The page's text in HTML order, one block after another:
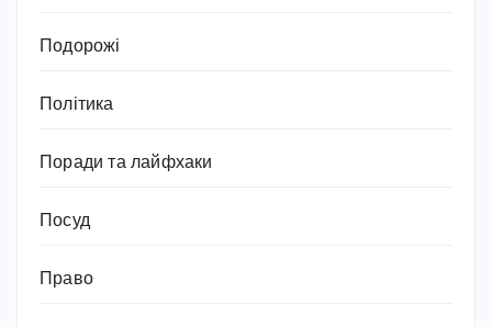
Подорожі
Політика
Поради та лайфхаки
Посуд
Право